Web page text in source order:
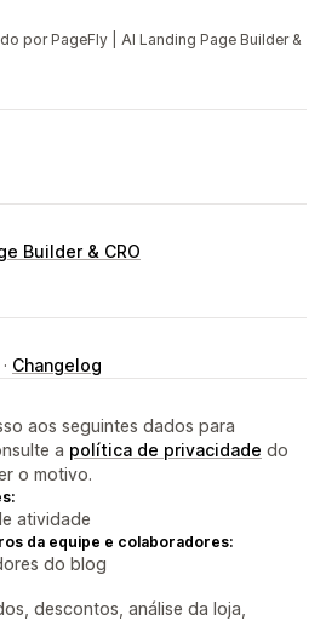
por PageFly | AI Landing Page Builder &
Builder & CRO
Changelog
aos seguintes dados para
a política de privacidade do
o motivo.
atividade
da equipe e colaboradores:
do blog
descontos, análise da loja,